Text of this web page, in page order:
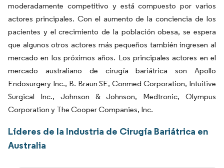
moderadamente competitivo y está compuesto por varios
actores principales. Con el aumento de la conciencia de los
pacientes y el crecimiento de la población obesa, se espera
que algunos otros actores más pequeños también ingresen al
mercado en los próximos años. Los principales actores en el
mercado australiano de cirugía bariátrica son Apollo
Endosurgery Inc., B. Braun SE, Conmed Corporation, Intuitive
Surgical Inc., Johnson & Johnson, Medtronic, Olympus
Corporation y The Cooper Companies, Inc.
Líderes de la Industria de Cirugía Bariátrica en
Australia